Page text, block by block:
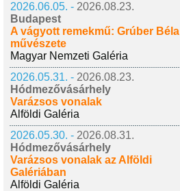
2026.06.05. - 2026.08.23.
Budapest
A vágyott remekmű: Grúber Béla
művészete
Magyar Nemzeti Galéria
2026.05.31. - 2026.08.23.
Hódmezővásárhely
Varázsos vonalak
Alföldi Galéria
2026.05.30. - 2026.08.31.
Hódmezővásárhely
Varázsos vonalak az Alföldi
Galériában
Alföldi Galéria